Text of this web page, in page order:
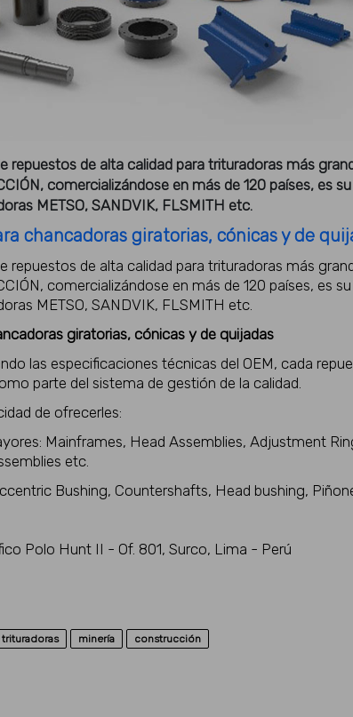
repuestos de alta calidad para trituradoras más
comercializándose en más de 120 países, es
METSO, SANDVIK, FLSMITH etc.
chancadoras giratorias, cónicas y de
repuestos de alta calidad para trituradoras más
comercializándose en más de 120 países, es
METSO, SANDVIK, FLSMITH etc.
giratorias, cónicas y de quijadas
las especificaciones técnicas del OEM, cada
parte del sistema de gestión de la calidad.
de ofrecerles:
Mainframes, Head Assemblies, Adjustment
etc.
Bushing, Countershafts, Head bushing,
Polo Hunt II - Of. 801, Surco, Lima - Perú
trituradoras minería construcción